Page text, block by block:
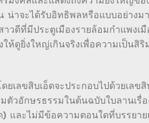
น่าจะได้รับอิทธิพลหรือแบบอย่างม
วดีที่มีประตูเมืองรายล้อมกำแพงเ
ดูยิ่งใหญ่เกินจริงเพื่อความเป็นสิริ
เลขสิบเอ็ดจะประกอบไปด้วยเลข
ตัวอักษรธรรมในต้นฉบับใบลานเรื่
และไม่มีข้อความตอนใดที่บรรยา